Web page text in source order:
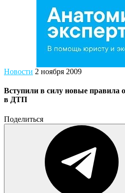
Новости 2 ноября 2009
Вступили в силу новые правила
в ДТП
Поделиться